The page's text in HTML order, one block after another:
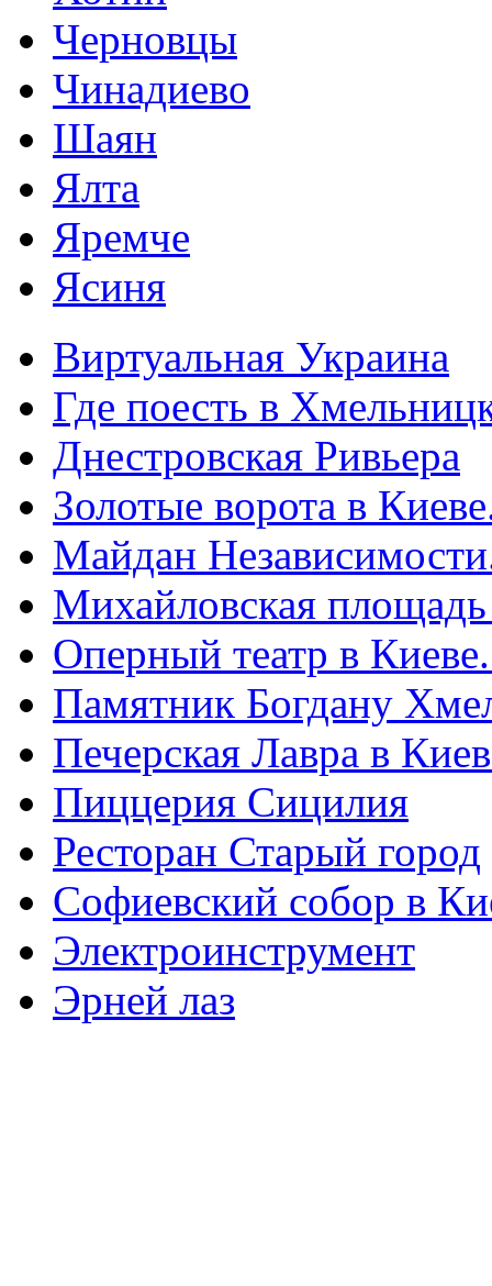
Черновцы
Чинадиево
Шаян
Ялта
Яремче
Ясиня
Виртуальная Украина
Где поесть в
Днестровская Ривьера
Золотые ворота в
Майдан
Михайловская
Оперный театр в
Памятник Богдану
Печерская Лавра в
Пиццерия Сицилия
Ресторан Старый город
Софиевский собор в
Электроинструмент
Эрней лаз